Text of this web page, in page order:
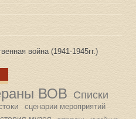
война (1941-1945гг.)
ВОВ
Списки
сценарии мероприятий